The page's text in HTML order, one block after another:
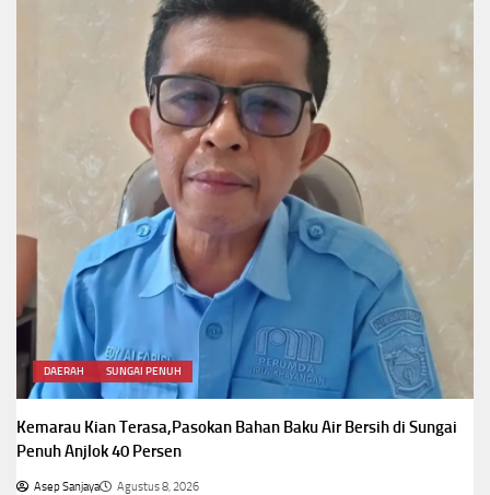
DAERAH SUNGAI PENUH
Kemarau Kian Terasa,Pasokan Bahan Baku Air Bersih di Sungai
Penuh Anjlok 40 Persen
Asep Sanjaya Agustus 8, 2026